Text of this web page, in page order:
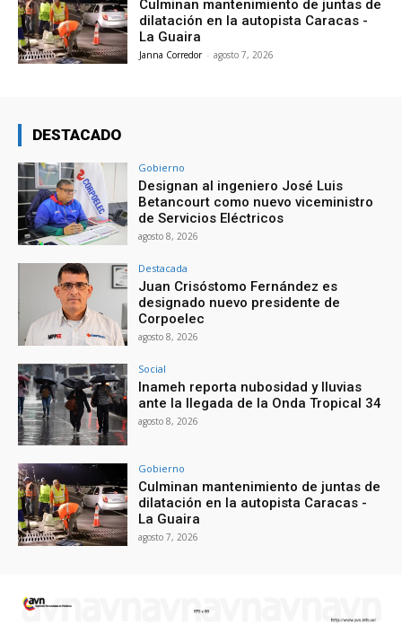
Culminan mantenimiento de juntas de
dilatación en la autopista Caracas -
La Guaira
Janna Corredor - agosto 7, 2026
DESTACADO
Gobierno
Designan al ingeniero José Luis
Betancourt como nuevo viceministro
de Servicios Eléctricos
agosto 8, 2026
Destacada
Juan Crisóstomo Fernández es
designado nuevo presidente de
Corpoelec
agosto 8, 2026
Social
Inameh reporta nubosidad y lluvias
ante la llegada de la Onda Tropical 34
agosto 8, 2026
Gobierno
Culminan mantenimiento de juntas de
dilatación en la autopista Caracas -
La Guaira
agosto 7, 2026